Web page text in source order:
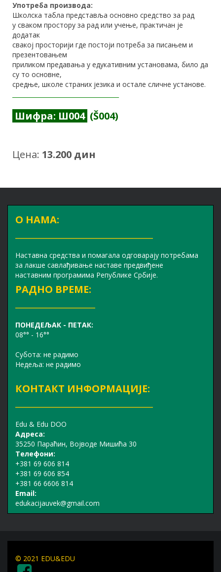
Употреба производа:
Школска табла представља основно средство за рад
у сваком простору за рад или учење, практичан је
додатак
свакој просторији где постоји потреба за писањем и
презентовањем
приликом предавања у едукативним установама, било да
су то основне,
средње, школе страних језика и остале сличне установе.
Шифра: Ш004 (Š004)
Цена: 13.200 дин
О НАМА:
Наставна средства и помагала одговарају потребама
за лакше савлађивање наставе предвиђене
наставним програмима Републике Србије.
РАДНО ВРЕМЕ:
ПОНЕДЕЉАК - ПЕТАК:
08°° - 16°°
Субота: не радимо
Недеља: не радимо
КОНТАКТ ИНФОРМАЦИЈЕ:
Edu & Edu DOO
Адреса:
35250 Параћин, Војводе Мишића 30
Телефони:
+381 69 606 814
+381 69 606 854
+381 66 6606 814
Email:
edukacijauvek@gmail.com
© 2021 EDU&EDU